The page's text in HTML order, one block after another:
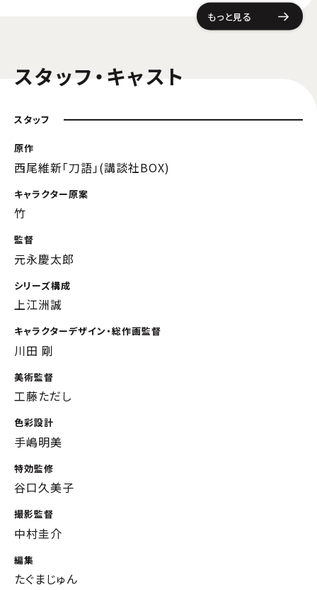
もっと見る
スタッフ・キャスト
スタッフ
原作
西尾維新「刀語」(講談社BOX)
キャラクター原案
竹
監督
元永慶太郎
シリーズ構成
上江洲誠
キャラクターデザイン・総作画監督
川田 剛
美術監督
工藤ただし
色彩設計
手嶋明美
特効監修
谷口久美子
撮影監督
中村圭介
編集
たぐまじゅん